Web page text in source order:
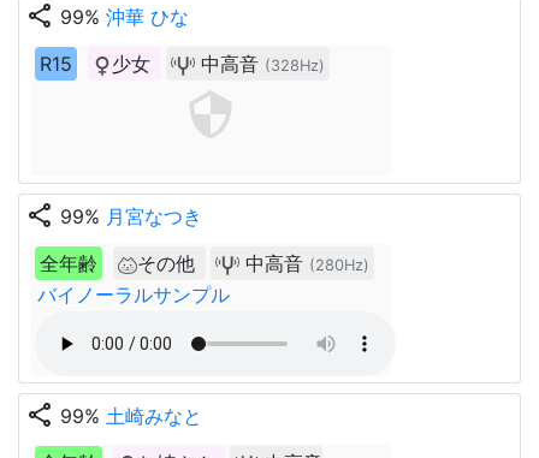
share 99% 沖華 ひな
R15
少女 中高音 (328Hz)
share 99% 月宮なつき
全年齢
その他 中高音 (280Hz)
バイノーラルサンプル
share 99% 土崎みなと